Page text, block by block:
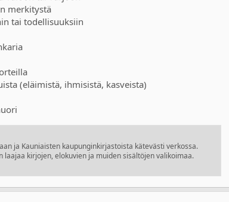
merkitystä
tai todellisuuksiin
(eläimistä, ihmisistä, kasveista)
ja Kauniaisten kaupunginkirjastoista kätevästi verkossa.
kirjojen, elokuvien ja muiden sisältöjen valikoimaa.